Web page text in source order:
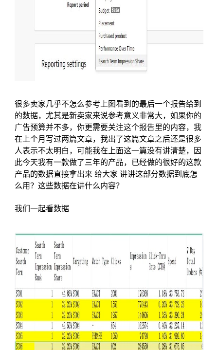
很多卖家几乎不怎么参考上图看到的最后一个报告给到
的数据，尤其是新卖家来说参考意义非常大，如果你的
广告预算并不多，你更需要关注这个报告里的内容，我
在上个月写过两篇文章，我出了这篇文章之后还是很多
人表示不太明白，可能我在上面这一篇没有讲清楚，因
此今天我有一款做了三年的产品，已经做的很好的这款
产品的数据直接拿出来 给大家 讲讲这部分数据到底怎
么用？这些数据在讲什么内容？
我们一起看数据